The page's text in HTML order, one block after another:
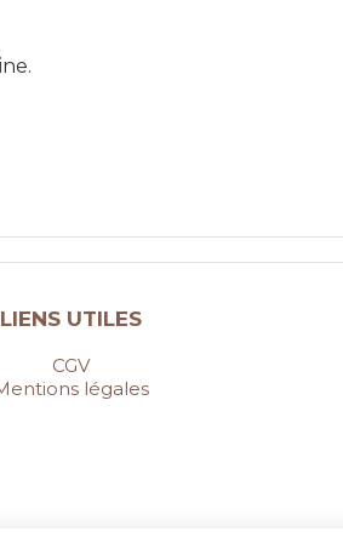
LIENS UTILES
CGV
légales